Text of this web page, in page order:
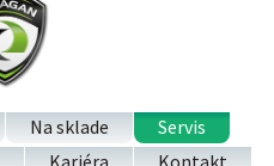
Na sklade
Servis